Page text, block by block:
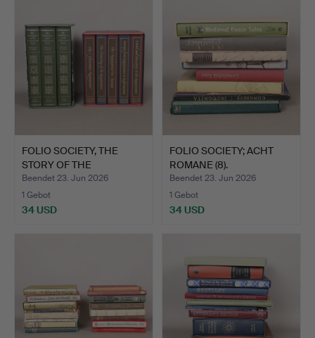
FOLIO SOCIETY, THE
STORY OF THE
RENAISSANC…
Beendet 23. Jun 2026
1 Gebot
34 USD
FOLIO SOCIETY; ACHT
ROMANE (8).
Beendet 23. Jun 2026
1 Gebot
34 USD